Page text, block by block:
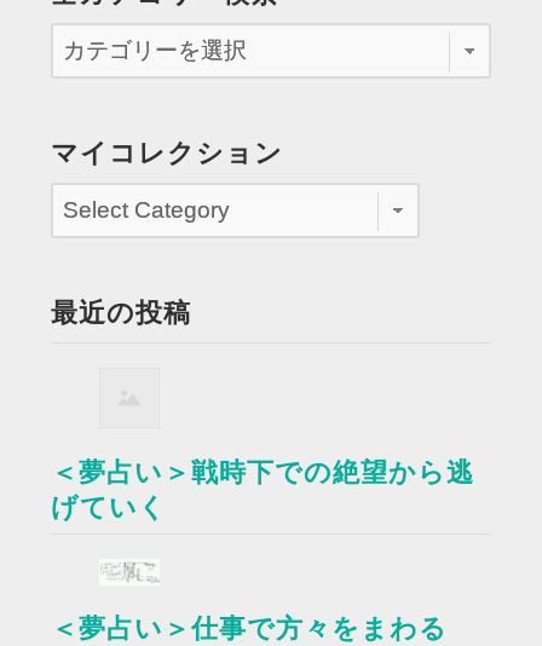
マイコレクション
最近の投稿
＜夢占い＞戦時下での絶望から逃
げていく
＜夢占い＞仕事で方々をまわる